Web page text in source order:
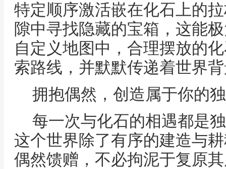
特定顺序激活嵌在化石上的
隙中寻找隐藏的宝箱，这能
自定义地图中，合理摆放的
索路线，并默默传递着世界
拥抱偶然，创造属于你的
每一次与化石的相遇都是
这个世界除了有序的建造与
偶然馈赠，不必拘泥于复原